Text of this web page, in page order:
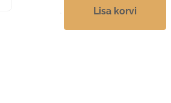
Lisa korvi